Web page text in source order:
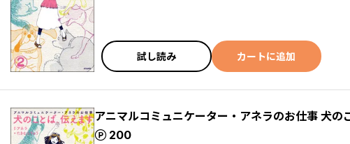
試し読み カートに追加
アニマルコミュニケーター・アネラのお仕事 犬
200
ポイント